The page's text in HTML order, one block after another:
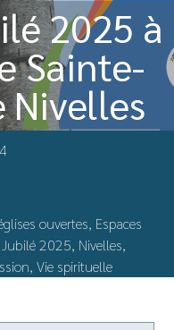
2025 à
Sainte-
Nivelles
ouvertes, Espaces
Jubilé 2025, Nivelles,
, Vie spirituelle